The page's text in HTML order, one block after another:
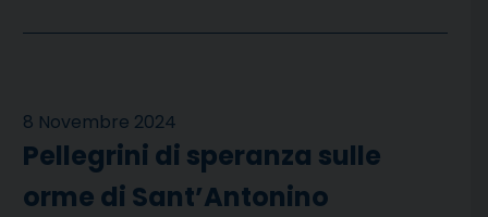
8 Novembre 2024
Pellegrini di speranza sulle
orme di Sant’Antonino